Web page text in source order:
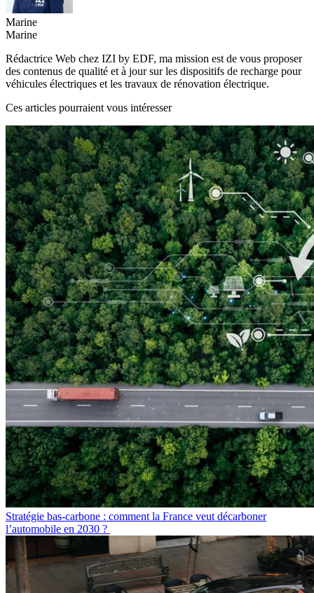
Marine
Marine
Rédactrice Web chez IZI by EDF, ma mission est de vous proposer
des contenus de qualité et à jour sur les dispositifs de recharge pour
véhicules électriques et les travaux de rénovation électrique.
Ces articles pourraient vous intéresser
Stratégie bas-carbone : comment la France veut décarboner
l’automobile en 2030 ?